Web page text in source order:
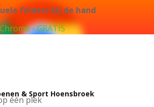
folders bij de hand
- GRATIS
één plek
& Sport Hoensbroek